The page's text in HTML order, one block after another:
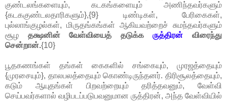
குண்டலங்களையும், கடகங்களையும் அணிந்தவர்களும்
{கடககுண்டலதாரிகளும்},{9} டிண்டிகள், பேரிகைகள்,
புல்லாங்குழல்கள், மிருதங்கங்கள் ஆகியவற்றைச் சுமந்தவர்களும்
சூழ தக்ஷனின் வேள்வியைத் தடுக்கருத்திரன் விரைந்து
சென்றான்.{10}
பூதகணங்கள் தங்கள் கைகளில் சங்கையும், முரஜத்தையும்
{முரசையும்}, தாலபலத்தையும் கொண்டிருந்தனர். திரிசூலத்தையும்,
கடும் ஆயுதங்கள் பிறவற்றையும் தரித்தவனும், வேள்வி
செய்பவர்களால் வழிபடப்படுபவனுமான ருத்திரன், அந்த வேள்வியில்